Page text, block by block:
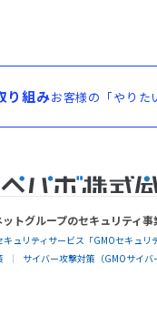
り組みお客様の「やりた
トグループのセキュリティ事
ュリティサービス「GMOセキュリ
サイバー攻撃対策（GMOサイバ